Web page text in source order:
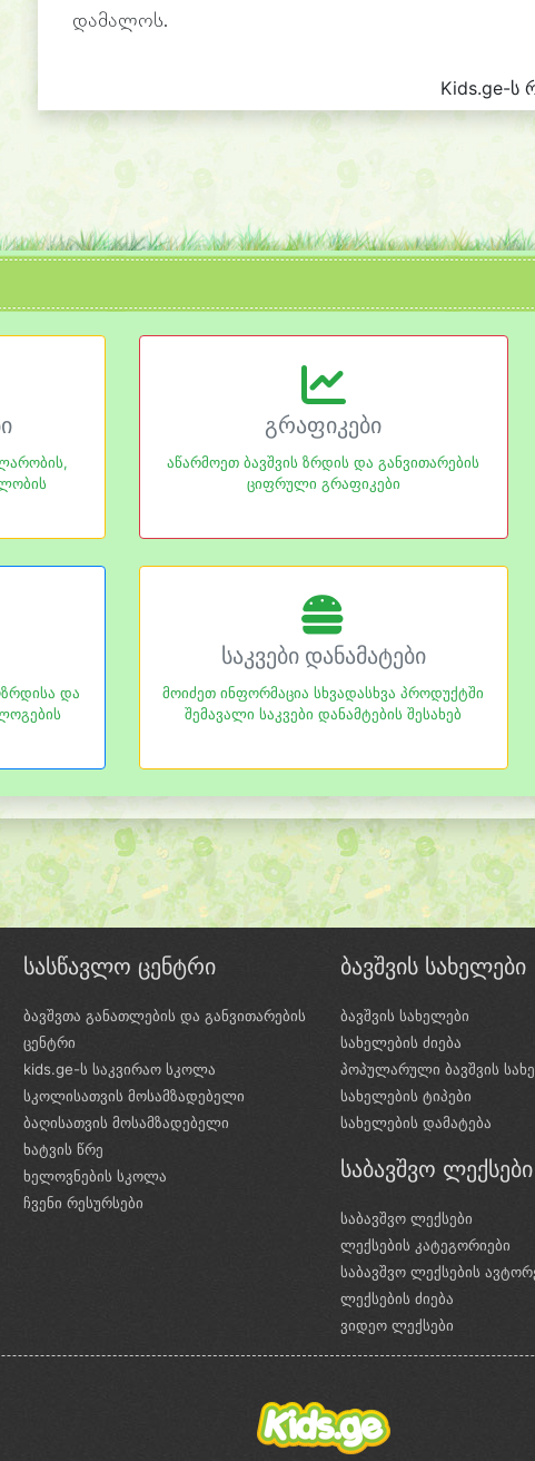
დამალოს.
Kids.ge-ს
გრაფიკები
აწარმოეთ ბავშვის ზრდის და განვითარების
ციფრული გრაფიკები
და
საკვები დანამატები
მოიძეთ ინფორმაცია სხვადასხვა პროდუქტში
შემავალი საკვები დანამტების შესახებ
სასწავლო ცენტრი
ბავშვთა განათლების და განვითარების
ცენტრი
kids.ge-ს საკვირაო სკოლა
სკოლისათვის მოსამზადებელი
ბაღისათვის მოსამზადებელი
ხატვის წრე
ხელოვნების სკოლა
ჩვენი რესურსები
ბავშვის სახელები
ბავშვის სახელები
სახელების ძიება
პოპულარული ბავშვის
სახელების ტიპები
სახელების დამატება
საბავშვო ლექსები
საბავშვო ლექსები
ლექსების კატეგორიები
საბავშვო ლექსების
ლექსების ძიება
ვიდეო ლექსები